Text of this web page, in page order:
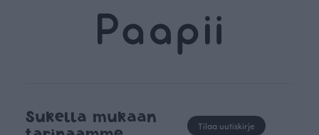
Sukella mukaan
Tilaa uutiskirje